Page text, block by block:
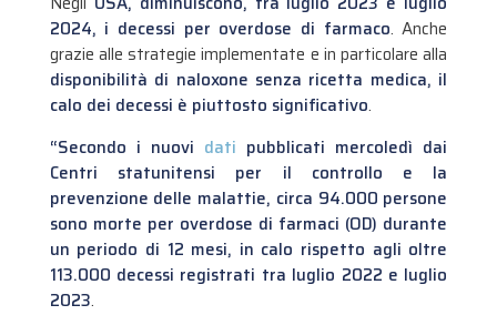
2024, i decessi per overdose di farmaco. Anche
grazie alle strategie implementate e in particolare alla
disponibilità di naloxone senza ricetta medica, il
calo dei decessi è piuttosto significativo.
“Secondo i nuovi dati pubblicati mercoledì dai
Centri statunitensi per il controllo e la
prevenzione delle malattie, circa 94.000 persone
sono morte per overdose di farmaci (OD) durante
un periodo di 12 mesi, in calo rispetto agli oltre
113.000 decessi registrati tra luglio 2022 e luglio
2023.